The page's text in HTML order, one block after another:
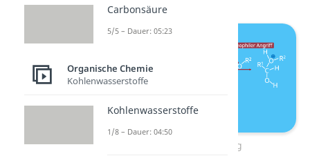
Halbacetalbildung
Carbonsäure
5/5 – Dauer: 05:23
Organische Chemie
Kohlenwasserstoffe
Kohlenwasserstoffe
1/8 – Dauer: 04:50